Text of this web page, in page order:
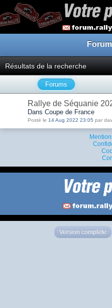
Résultats de la recherche
Forums
Rallye de Séquanie
Dans Coupe de France
Posté le 14 Aug 2022 23:05 par
Version complète